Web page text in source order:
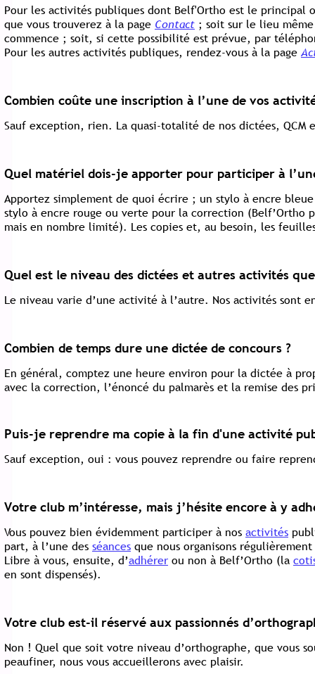
Pour les activités publiques dont Belf'Ortho est le
que vous trouverez à la page Contact ; soit sur le lieu
commence ; soit, si cette possibilité est prévue, par
Pour les autres activités publiques, rendez-vous à la page
Combien coûte une inscription à l’une de vos
Sauf exception, rien. La quasi-totalité de nos dictées,
Quel matériel dois-je apporter pour participer à
Apportez simplement de quoi écrire ; un stylo à encre
stylo à encre rouge ou verte pour la correction (Belf’Ortho
mais en nombre limité). Les copies et, au besoin, les
Quel est le niveau des dictées et autres activités
Le niveau varie d’une activité à l’autre. Nos activités sont
Combien de temps dure une dictée de concours ?
En général, comptez une heure environ pour la dictée à
avec la correction, l’énoncé du palmarès et la remise des
Puis-je reprendre ma copie à la fin d'une activité
Sauf exception, oui : vous pouvez reprendre ou faire
Votre club m’intéresse, mais j’hésite encore à y
Vous pouvez bien évidemment participer à nos activités
part, à l’une des séances que nous organisons
Libre à vous, ensuite, d’adhérer ou non à Belf’Ortho (la
en sont dispensés).
Votre club est-il réservé aux passionnés
Non ! Quel que soit votre niveau d’orthographe, que vous
peaufiner, nous vous accueillerons avec plaisir.